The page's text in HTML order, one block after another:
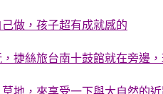
做，孩子超有成就感的
捷絲旅台南十鼓館就在旁邊
地，來享受一下與大自然的